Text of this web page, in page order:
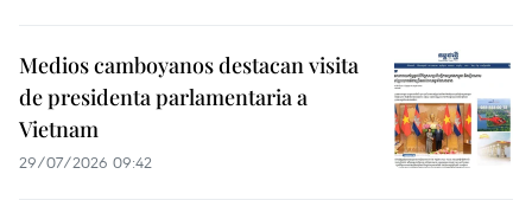
Medios camboyanos destacan visita
de presidenta parlamentaria a
Vietnam
29/07/2026 09:42